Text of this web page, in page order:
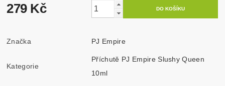
279 Kč
Značka PJ Empire
Kategorie
Příchutě PJ Empire Slushy Queen
10ml